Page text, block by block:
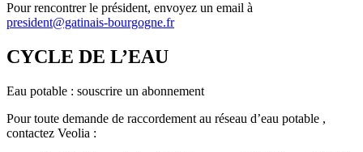
Pour rencontrer le président, envoyez un email à
president@gatinais-bourgogne.fr
CYCLE DE L’EAU
Eau potable : souscrire un abonnement
Pour toute demande de raccordement au réseau d’eau potable ,
contactez Veolia :